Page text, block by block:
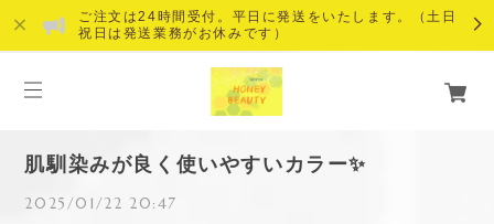
ご注文は24時間受付。平日に発送をいたします。（土日
祝日は発送業務がお休みです）
肌馴染みが良く使いやすいカラー✨
2025/01/22 20:47